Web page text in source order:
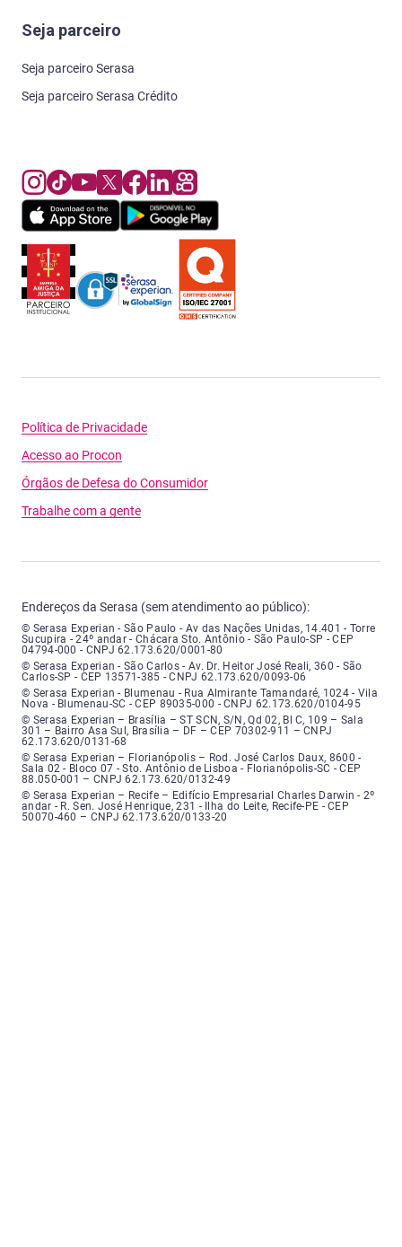
Seja parceiro
Seja parceiro Serasa
Seja parceiro Serasa Crédito
Política de Privacidade
Acesso ao Procon
Órgãos de Defesa do Consumidor
Trabalhe com a gente
Endereços da Serasa (sem atendimento ao público):
Serasa Experian - São Paulo - Endereço: Avenida das Nações Unidas,
© Serasa Experian - São Paulo - Av das Nações Unidas, 14.401 - Torre
Sucupira - 24º andar - Chácara Sto. Antônio - São Paulo-SP - CEP
04794-000 - CNPJ 62.173.620/0001-80
Serasa Experian - São Carlos - Endereço: Avenida Doutor Heitor José
© Serasa Experian - São Carlos - Av. Dr. Heitor José Reali, 360 - São
Carlos-SP - CEP 13571-385 - CNPJ 62.173.620/0093-06
Serasa Experian - Blumenau - Endereço: Rua Almirante Tamandaré,
© Serasa Experian - Blumenau - Rua Almirante Tamandaré, 1024 - Vila
Nova - Blumenau-SC - CEP 89035-000 - CNPJ 62.173.620/0104-95
Serasa Experian - Brasília, Endereço: Setor Comercial Norte, sem
© Serasa Experian – Brasília – ST SCN, S/N, Qd 02, Bl C, 109 – Sala
301 – Bairro Asa Sul, Brasília – DF – CEP 70302-911 – CNPJ
62.173.620/0131-68
Serasa Experian - Florianópolis, Endereço: Rodovia José Carlos, número
© Serasa Experian – Florianópolis – Rod. José Carlos Daux, 8600 -
Sala 02 - Bloco 07 - Sto. Antônio de Lisboa - Florianópolis-SC - CEP
88.050-001 – CNPJ 62.173.620/0132-49
Serasa Experian - Recife, Endereço: Edifício Empresarial Charles Darwin,
© Serasa Experian – Recife – Edifício Empresarial Charles Darwin - 2º
andar - R. Sen. José Henrique, 231 - Ilha do Leite, Recife-PE - CEP
50070-460 – CNPJ 62.173.620/0133-20